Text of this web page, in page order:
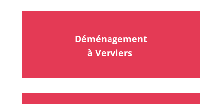
Déménagement
à Verviers